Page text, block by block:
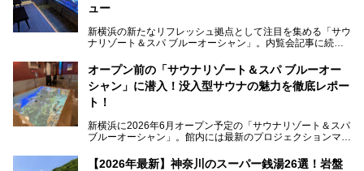
ュー
新横浜の新たなリフレッシュ拠点として注目を集める「サウ
ナリゾート＆スパ ブルーオーシャン」。内覧会記事に続
す。サウナや水風呂の気持ちよさはもちろん、リラックスス
ペースの過ごしやすさまで徹底チェック。新横浜エリアで日
常の疲れをリセットしたい人、ライブやスポーツ観戦遠征組
は必見です。
オープン前の「サウナリゾート＆スパ ブルーオー
シャン」に潜入！没入型サウナの魅力を徹底レポー
ト！
新横浜に2026年6月オープン予定の「サウナリゾート＆スパ
ブルーオーシャン」。館内には最新のプロジェクションマッ
的な“没入感（イマーシブ）”を体験できます。
【2026年最新】神奈川のスーパー銭湯26選！岩盤